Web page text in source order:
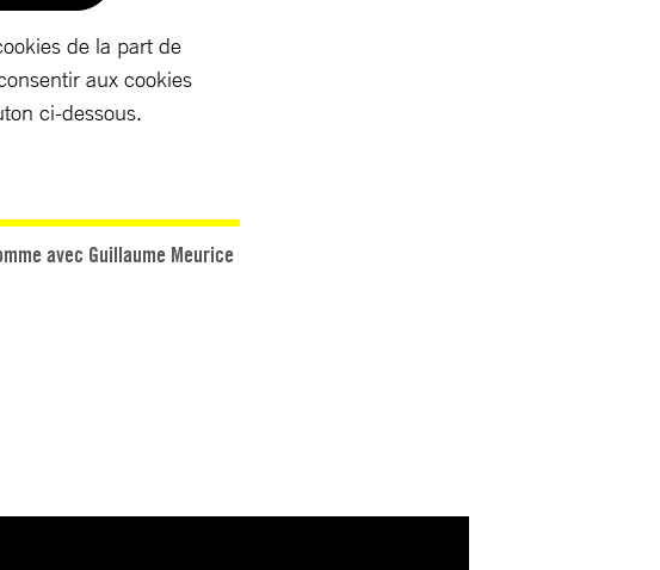
de la part de
aux cookies
ci-dessous.
avec Guillaume Meurice